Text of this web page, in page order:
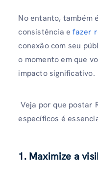
No entanto, também
consistência efazer
conexão com seu
o momento em que
impacto significativo.
Veja por que postar
específicos é
1. Maximize a